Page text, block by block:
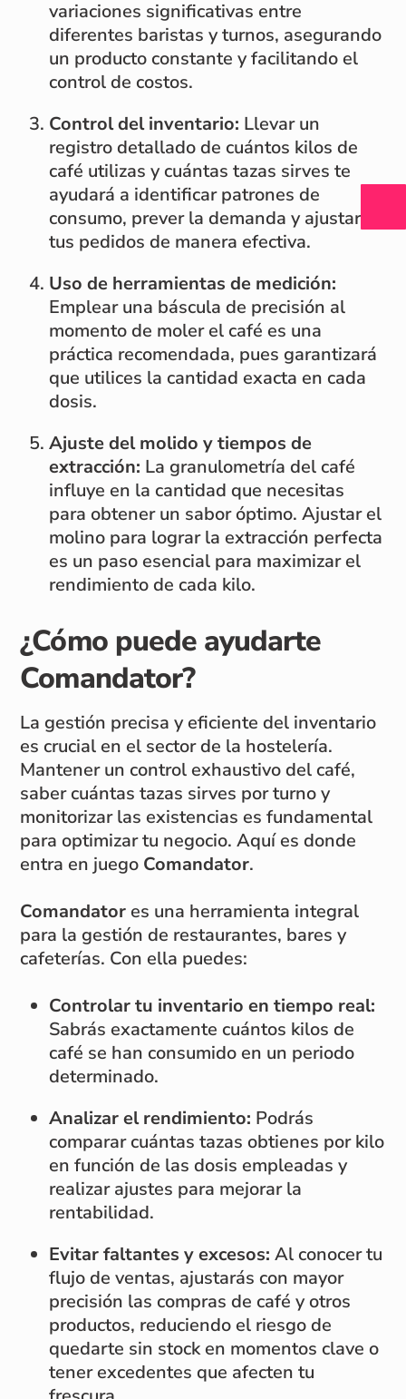
variaciones significativas entre
diferentes baristas y turnos, asegurando
un producto constante y facilitando el
control de costos.
Control del inventario: Llevar un
registro detallado de cuántos kilos de
café utilizas y cuántas tazas sirves te
ayudará a identificar patrones de
consumo, prever la demanda y ajustar
tus pedidos de manera efectiva.
Uso de herramientas de medición:
Emplear una báscula de precisión al
momento de moler el café es una
práctica recomendada, pues garantizará
que utilices la cantidad exacta en cada
dosis.
Ajuste del molido y tiempos de
extracción: La granulometría del café
influye en la cantidad que necesitas
para obtener un sabor óptimo. Ajustar el
molino para lograr la extracción perfecta
es un paso esencial para maximizar el
rendimiento de cada kilo.
¿Cómo puede ayudarte
Comandator?
La gestión precisa y eficiente del inventario
es crucial en el sector de la hostelería.
Mantener un control exhaustivo del café,
saber cuántas tazas sirves por turno y
monitorizar las existencias es fundamental
para optimizar tu negocio. Aquí es donde
entra en juego Comandator.
Comandator es una herramienta integral
para la gestión de restaurantes, bares y
cafeterías. Con ella puedes:
Controlar tu inventario en tiempo real:
Sabrás exactamente cuántos kilos de
café se han consumido en un periodo
determinado.
Analizar el rendimiento: Podrás
comparar cuántas tazas obtienes por kilo
en función de las dosis empleadas y
realizar ajustes para mejorar la
rentabilidad.
Evitar faltantes y excesos: Al conocer tu
flujo de ventas, ajustarás con mayor
precisión las compras de café y otros
productos, reduciendo el riesgo de
quedarte sin stock en momentos clave o
tener excedentes que afecten tu